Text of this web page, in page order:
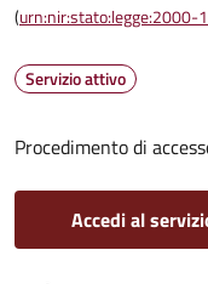
(
Servizio attivo
Procedimento di
Accedi al